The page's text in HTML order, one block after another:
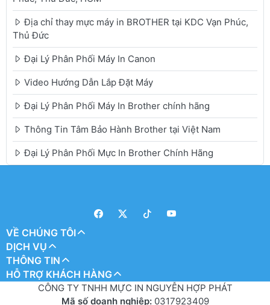
Địa chỉ thay mực máy in BROTHER tại KDC Vạn Phúc,
Thủ Đức
Đại Lý Phân Phối Máy In Canon
Video Hướng Dẫn Lắp Đặt Máy
Đại Lý Phân Phối Máy In Brother chính hãng
Thông Tin Tâm Bảo Hành Brother tại Việt Nam
Đại Lý Phân Phối Mực In Brother Chính Hãng
VỀ CHÚNG TÔI
DỊCH VỤ
THÔNG TIN
HỖ TRỢ KHÁCH HÀNG
CÔNG TY TNHH MỰC IN NGUYỄN HỢP PHÁT
Mã số doanh nghiệp: 0317923409